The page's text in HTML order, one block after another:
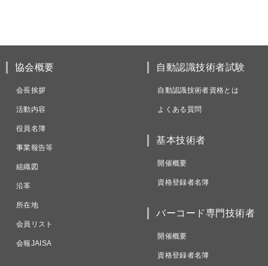
協会概要
会長挨拶
活動内容
役員名簿
事業報告等
組織図
沿革
所在地
会員リスト
会報JAISA
自動認識技術者試験
自動認識技術者資格とは
よくある質問
基本技術者
開催概要
資格登録者名簿
バーコード専門技術者
開催概要
資格登録者名簿